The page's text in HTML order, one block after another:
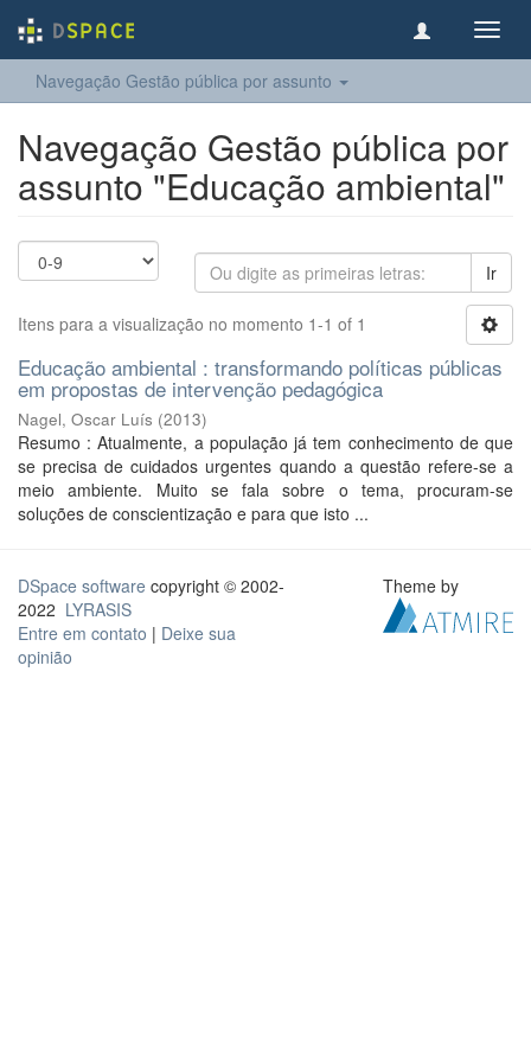
Navegação Gestão pública por assunto
Navegação Gestão pública por
assunto "Educação ambiental"
Ir
Itens para a visualização no momento 1-1 of 1
Educação ambiental : transformando políticas públicas
em propostas de intervenção pedagógica
Nagel, Oscar Luís (2013)
Resumo : Atualmente, a população já tem conhecimento de que
se precisa de cuidados urgentes quando a questão refere-se a
meio ambiente. Muito se fala sobre o tema, procuram-se
soluções de conscientização e para que isto ...
DSpace software copyright © 2002-
2022 LYRASIS
Entre em contato | Deixe sua
opinião
Theme by